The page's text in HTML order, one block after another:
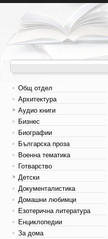
Общ отдел
Архитектура
Аудио книги
Бизнес
Биографии
Българска проза
Военна тематика
Готварство
Детски
Документалистика
Домашни любимци
Езотерична литература
Енциклопедии
За дома